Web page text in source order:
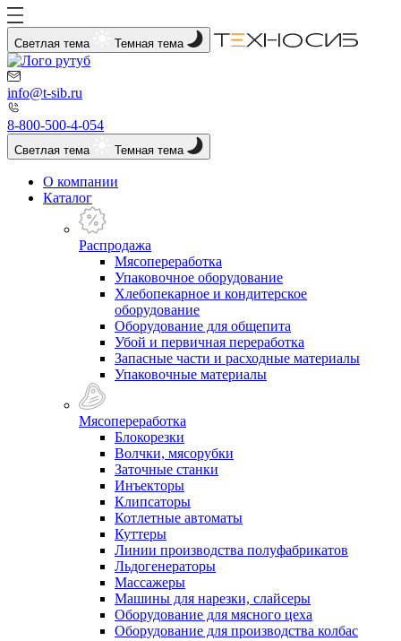
Светлая тема Темная тема
info@t-sib.ru
8-800-500-4-054
Светлая тема Темная тема
О компании
Каталог
Распродажа
Мясопереработка
Упаковочное оборудование
Хлебопекарное и кондитерское
оборудование
Оборудование для общепита
Убой и первичная переработка
Запасные части и расходные материалы
Упаковочные материалы
Мясопереработка
Блокорезки
Волчки, мясорубки
Заточные станки
Инъекторы
Клипсаторы
Котлетные автоматы
Куттеры
Линии производства полуфабрикатов
Льдогенераторы
Массажеры
Машины для нарезки, слайсеры
Оборудование для мясного цеха
Оборудование для производства колбас